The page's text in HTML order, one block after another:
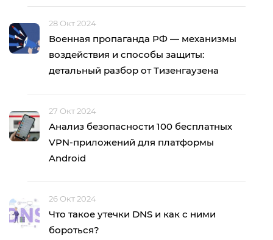
28 Окт 2024
Военная пропаганда РФ — механизмы
воздействия и способы защиты:
детальный разбор от Тизенгаузена
27 Окт 2024
Анализ безопасности 100 бесплатных
VPN-приложений для платформы
Android
26 Окт 2024
Что такое утечки DNS и как с ними
бороться?